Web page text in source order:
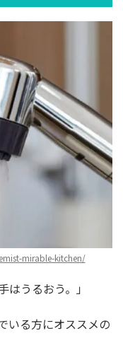
mirable-kitchen/
うるおう。」
いる方にオススメの